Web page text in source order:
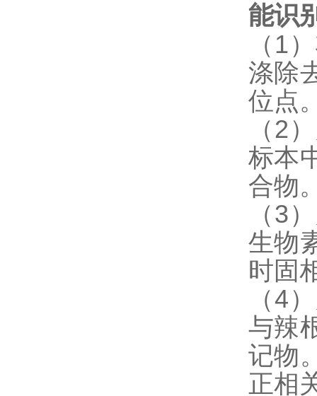
能识
（1
涤除
位点
（2
标本
合物
（3
生物
时固
（4
与辣
记物
正相